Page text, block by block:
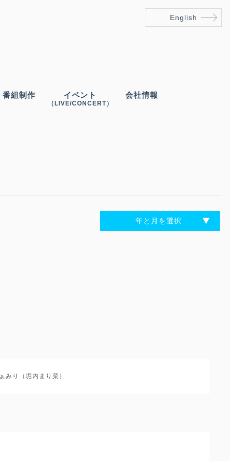
番組制作 イベント
（LIVE/CONCERT）
会社情報
English
年と月を選択
みり（堀内まり菜）